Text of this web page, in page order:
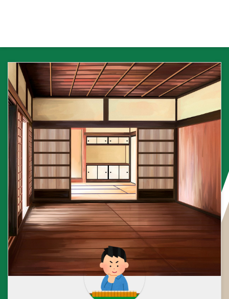
しかチャンスのない役で、作ろう
ので初めからハイテイツモを期待
してはいけません！。 海底牌
（ハイテイハイ）とは その局で
ツモル事のできる最後の牌を海底
牌 ...